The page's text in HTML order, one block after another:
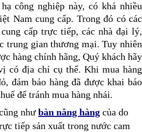
công nghiệp này, có khá nhiều
Nam cung cấp. Trong đó có các
cấp trực tiếp, các nhà đại lý,
trung gian thương mại. Tuy nhiên
hàng chính hãng, Quý khách hãy
có địa chỉ cụ thể. Khi mua hàng
đảm bảo hàng đã được khai báo
để tránh mua hàng nhái.
nhưbàn nâng hàng của do
tiếp sản xuất trong nước cam